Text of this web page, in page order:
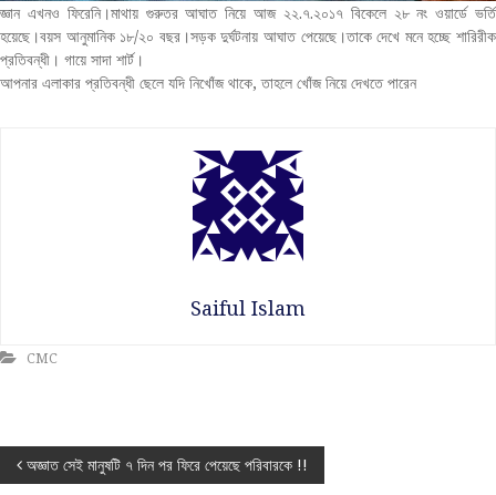
জ্ঞান এখনও ফিরেনি।মাথায় গুরুতর আঘাত নিয়ে আজ ২২.৭.২০১৭ বিকেলে ২৮ নং ওয়ার্ডে ভর্তি
হয়েছে।বয়স আনুমানিক ১৮/২০ বছর।সড়ক দুর্ঘটনায় আঘাত পেয়েছে।তাকে দেখে মনে হচ্ছে শারিরীক
প্রতিবন্ধী। গায়ে সাদা শার্ট।
আপনার এলাকার প্রতিবন্ধী ছেলে যদি নিখোঁজ থাকে, তাহলে খোঁজ নিয়ে দেখতে পারেন
Saiful Islam
CMC
P অজ্ঞাত সেই মানুষটি ৭ দিন পর ফিরে পেয়েছে পরিবারকে !!